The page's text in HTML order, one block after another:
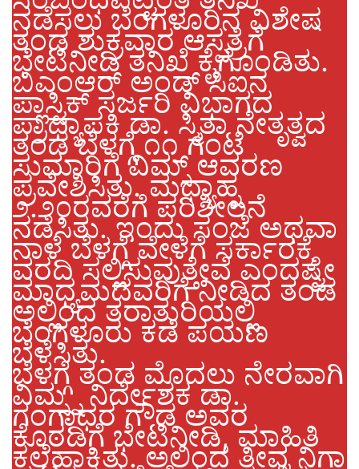
ನಡೆಸಲು ಬೆಂಗಳೂರಿನ ವಿಶೇಷ
ತಂಡ ಶುಕ್ರವಾರ ಆಸ್ಪತ್ರೆಗೆ
ಭೇಟಿನೀಡಿ ತನಿಖೆ ಕೈಗೊಂಡಿತು.
ಬಿಎಂಆರ್ ಅಂಡ್ ಸಿಐನ
ಪ್ಲಾಸ್ಟಿಕ್ ಸರ್ಜರಿ ವಿಭಾಗದ
ಪ್ರಾಧ್ಯಾಪಕಿ ಡಾ. ಸ್ಮಿತಾ ನೇತೃತ್ವದ
ತಂಡ ಬೆಳಗ್ಗೆ ೧೧ ಗಂಟೆ
ಸುಮಾರಿಗೆ ವಿಮ್ಸ್ ಆವರಣ
ಪ್ರವೇಶಿಸಿತು. ಮಧ್ಯಾಹ್ನ
೨.೨೦ರವರೆಗೆ ಪರಿಶೀಲನೆ
ನಡೆಸಿತು. ಇಂದು ಸಂಜೆ ಅಥವಾ
ನಾಳೆ ಬೆಳಗ್ಗೆ ವೇಳೆಗೆ ಸರ್ಕಾರಕ್ಕೆ
ವರದಿ ಸಲ್ಲಿಸುವುತ್ತೇವೆ ಎಂದಷ್ಟೇ
ಮಾಧ್ಯಮದವರಿಗೆ ನೀಡಿದ ತಂಡ
ಅಲ್ಲಿಂದ ತರಾತುರಿಯಲ್ಲಿ
ಬೆಂಗಳೂರು ಕಡೆ ಪಯಣ
ಬೆಳೆಸಿತು.
ಬೆಳಗ್ಗೆ ತಂಡ ಮೊದಲು ನೇರವಾಗಿ
ವಿಮ್ಸ್ನ ನಿರ್ದೇಶಕ ಡಾ.
ಗಂಗಾಧರ ಗೌಡ ಅವರ
ಕೊಠಡಿಗೆ ಭೇಟಿನೀಡಿ, ಮಾಹಿತಿ
ಕಲೆಹಾಕಿತು. ಅಲ್ಲಿಂದ ತೀವ್ರ ನಿಗಾ